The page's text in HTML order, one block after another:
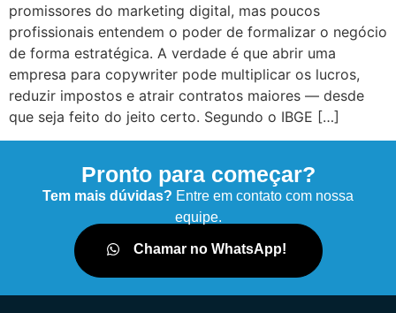
promissores do marketing digital, mas poucos
profissionais entendem o poder de formalizar o negócio
de forma estratégica. A verdade é que abrir uma
empresa para copywriter pode multiplicar os lucros,
reduzir impostos e atrair contratos maiores — desde
que seja feito do jeito certo. Segundo o IBGE […]
Pronto para começar?
Tem mais dúvidas? Entre em contato com nossa
equipe.
Chamar no WhatsApp!